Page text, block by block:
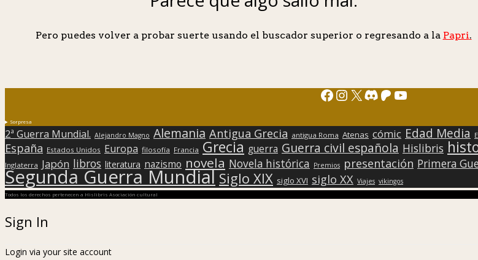
Pero puedes volver a probar suerte usando el buscador superior o regresando a la Papri.
Facebook
Instagram
X Discord
Patreon
YouTube
Sorpresa
2ª Guerra Mundial. Alejandro Magno Alemania Antigua Grecia antigua Roma Atenas cómic Edad Media
España Estados Unidos Europa filosofía Francia Grecia guerra Guerra civil española Hislibris
Inglaterra Japón libros literatura nazismo novela Novela histórica Premios presentación Primera
Segunda Guerra Mundial Siglo XIX siglo XVI siglo XX Viajes vikingos
Todos los derechos pertenecen a Hislibris Asociación cultural
Sign In
Login via your site account